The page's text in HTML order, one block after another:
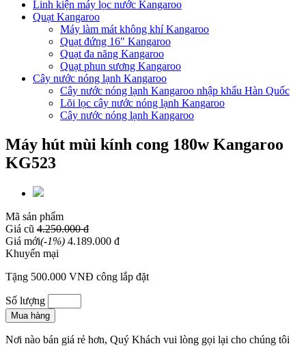
Linh kiện máy lọc nước Kangaroo
Quạt Kangaroo
Máy làm mát không khí Kangaroo
Quạt đứng 16" Kangaroo
Quạt đa năng Kangaroo
Quạt phun sương Kangaroo
Cây nước nóng lạnh Kangaroo
Cây nước nóng lạnh Kangaroo nhập khẩu Hàn Quốc
Lõi lọc cây nước nóng lạnh Kangaroo
Cây nước nóng lạnh Kangaroo
Máy hút mùi kính cong 180w Kangaroo
KG523
Mã sản phẩm
Giá cũ 4.250.000 đ
Giá mới(-1%) 4.189.000 đ
Khuyến mại
Tặng 500.000 VNĐ công lắp đặt
Số lượng
Mua hàng
Nơi nào bán giá rẻ hơn, Quý Khách vui lòng gọi lại cho chúng tôi